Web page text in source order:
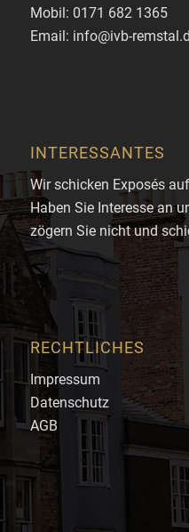
Mobil: 0171 682 1365
Email: info@ivb-
INTERESSANTES
Wir schicken Exposés
Haben Sie Interesse an
zögern Sie nicht und
RECHTLICHES
Impressum
Datenschutz
AGB